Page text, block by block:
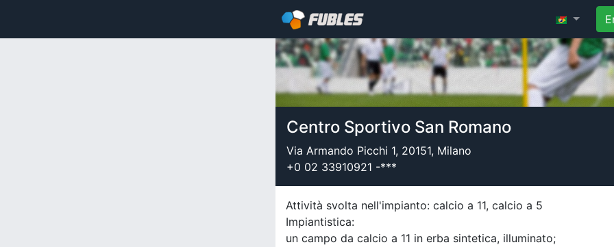
Centro Sportivo San Romano
Via Armando Picchi 1, 20151, Milano
+0 02 33910921 -***
Attività svolta nell'impianto: calcio a 11, calcio a 5
Impiantistica:
un campo da calcio a 11 in erba sintetica, illuminato;